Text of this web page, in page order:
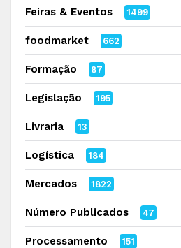
Feiras & Eventos 1499
foodmarket 662
Formação 87
Legislação 195
Livraria 13
Logística 184
Mercados 1822
Número Publicados 47
Processamento 151